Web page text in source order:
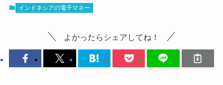
インドネシアの電子マネー
よかったらシェアしてね！